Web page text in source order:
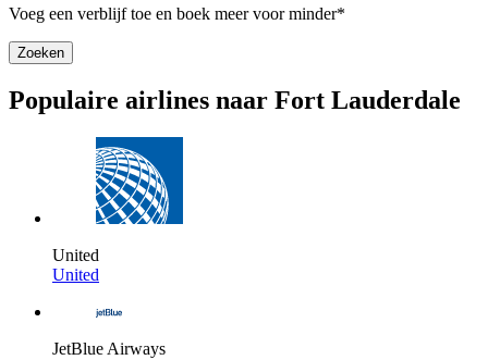
Voeg een verblijf toe en boek meer voor minder*
Zoeken
Populaire airlines naar Fort Lauderdale
United
United
JetBlue Airways